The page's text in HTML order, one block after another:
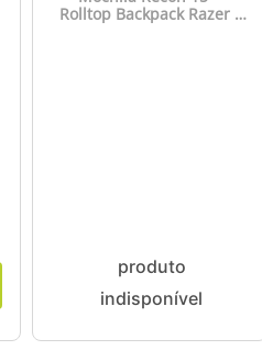
Rolltop Backpack Razer -